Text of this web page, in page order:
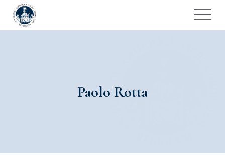
Paolo Rotta